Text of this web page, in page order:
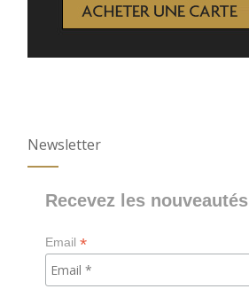
Newsletter
Recevez les nouveautés
Email*